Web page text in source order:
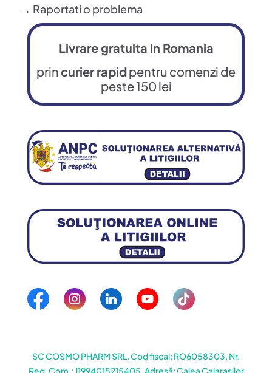
→ Raportati o problema
Livrare gratuita in Romania
princurier rapidpentru comenzi de
peste 150 lei
SC COSMO PHARM SRL, Cod fiscal: RO6058303, Nr.
Reg. Com.: J1994015215405, Adresă: Calea Calarasilor